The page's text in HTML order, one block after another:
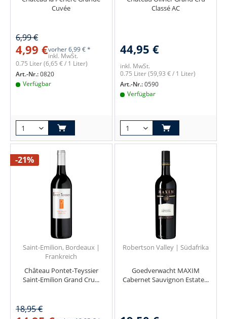
Cuvée
6,99 €
4,99 €vorher6,99 € *
inkl. MwSt.
0.75 Liter(6,65 € / 1 Liter)
Art.-Nr.:0820
Verfügbar
Classé AC
44,95 €
inkl. MwSt.
0.75 Liter(59,93 € / 1 Liter)
Art.-Nr.:0590
Verfügbar
-21%
Saint-Emilion, Bordeaux |
Frankreich
Château Pontet-Teyssier
Saint-Emilion Grand Cru...
18,95 €
Robertson Valley | Südafrika
Goedverwacht MAXIM
Cabernet Sauvignon Estate...